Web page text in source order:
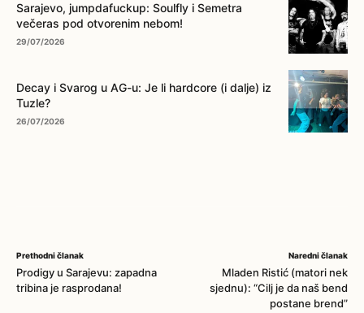
Sarajevo, jumpdafuckup: Soulfly i Semetra
večeras pod otvorenim nebom!
29/07/2026
Decay i Svarog u AG-u: Je li hardcore (i dalje) iz
Tuzle?
26/07/2026
Prethodni članak
Prodigy u Sarajevu: zapadna
tribina je rasprodana!
Naredni članak
Mladen Ristić (matori nek
sjednu): “Cilj je da naš bend
postane brend”